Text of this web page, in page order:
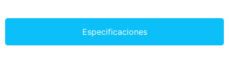
Especificaciones